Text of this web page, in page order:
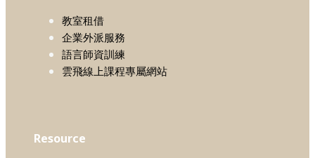
教室租借
企業外派服務
語言師資訓練
雲飛線上課程專屬網站
Resource